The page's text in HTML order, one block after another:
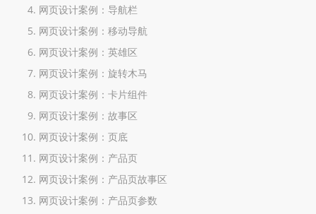
网页设计案例：导航栏
网页设计案例：移动导航
网页设计案例：英雄区
网页设计案例：旋转木马
网页设计案例：卡片组件
网页设计案例：故事区
网页设计案例：页底
网页设计案例：产品页
网页设计案例：产品页故事区
网页设计案例：产品页参数